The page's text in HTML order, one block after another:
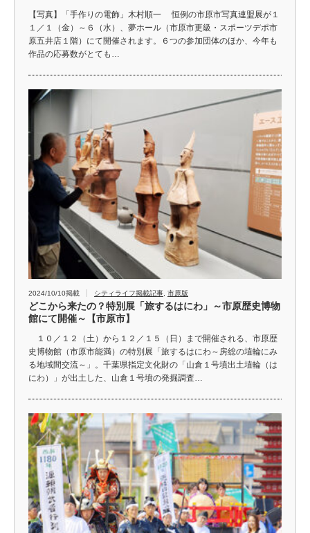
【写真】「手作りの電飾」木村順一 恒例の市原市写真連盟展が１
１／１（金）～６（水）、夢ホール（市原市更級・スポーツデポ市
原五井店１階）にて開催されます。６つの参加団体のほか、今年も
作品の応募数がとても…
2024/10/10掲載 シティライフ掲載記事 市原版
どこから来たの？特別展「旅するはにわ」～市原歴史博物
館にて開催～【市原市】
１０／１２（土）から１２／１５（日）まで開催される、市原歴
史博物館（市原市能満）の特別展「旅するはにわ～房総の埴輪にみ
る地域間交流～」。千葉県指定文化財の「山倉１号墳出土埴輪（は
にわ）」が出土した、山倉１号墳の発掘調査…